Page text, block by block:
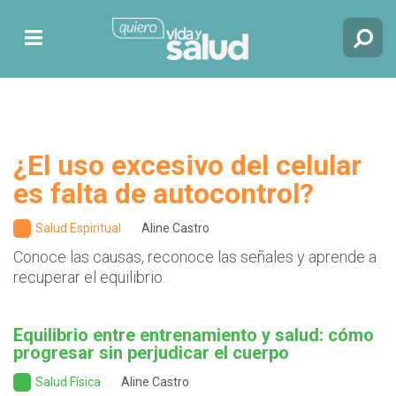
¿El uso excesivo del celular
es falta de autocontrol?
Salud Espiritual Aline Castro
Conoce las causas, reconoce las señales y aprende a
recuperar el equilibrio.
Equilibrio entre entrenamiento y salud: cómo
progresar sin perjudicar el cuerpo
Salud Física Aline Castro